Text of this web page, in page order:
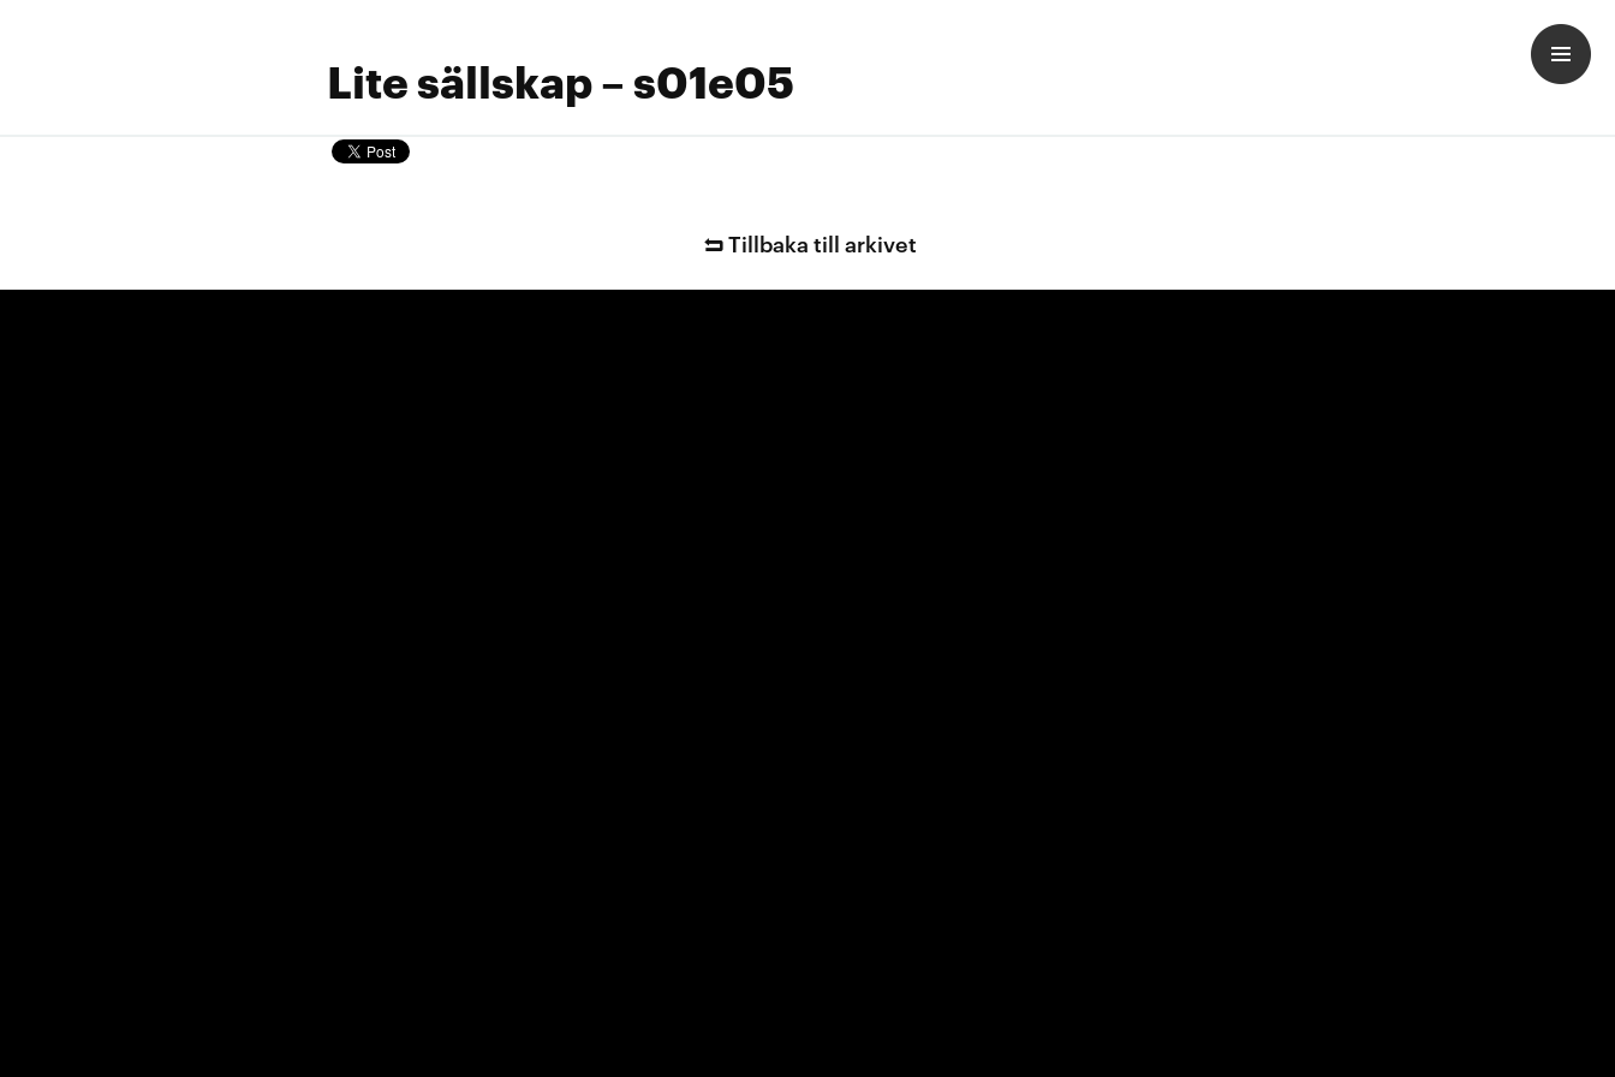
Lite sällskap – s01e05
Tillbaka till arkivet